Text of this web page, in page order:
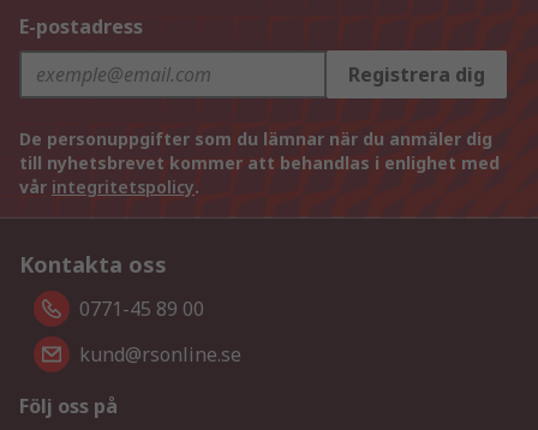
E-postadress
Registrera dig
De personuppgifter som du lämnar när du anmäler dig
till nyhetsbrevet kommer att behandlas i enlighet med
vår integritetspolicy.
Kontakta oss
0771-45 89 00
kund@rsonline.se
Följ oss på